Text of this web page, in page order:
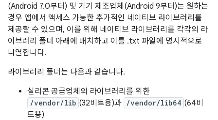
(Android 7.0부터) 및 기기 제조업체(Android 9부터)는 원하는
경우 앱에서 액세스 가능한 추가적인 네이티브 라이브러리를
제공할 수 있으며, 이를 위해 네이티브 라이브러리를 각각의 라
이브러리 폴더 아래에 배치하고 이를 .txt 파일에 명시적으로
나열합니다.
라이브러리 폴더는 다음과 같습니다.
실리콘 공급업체의 라이브러리를 위한
/vendor/lib (32비트용)과 /vendor/lib64 (64비
트용)